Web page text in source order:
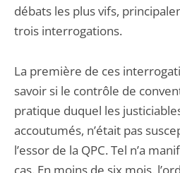
débats les plus vifs,
trois interrogations.
La première de ces
savoir si le contrôle de
pratique duquel les
accoutumés, n’était pas
l’essor de la QPC. Tel n’a